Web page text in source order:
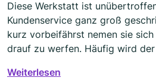
Diese Werkstatt ist
Kundenservice ganz groß
kurz vorbeifährst nemen sie
drauf zu werfen. Häufig wird der
sind sehr moderat. Wir sind seit
Weiterlesen